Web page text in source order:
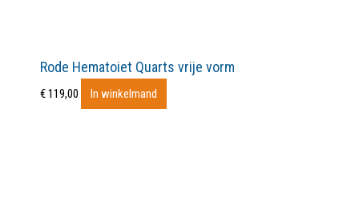
Rode Hematoiet Quarts vrije vorm
€119,00 In winkelmand